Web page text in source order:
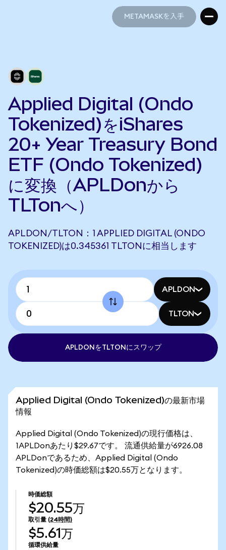
METAMASKを入手
Applied Digital (Ondo
Tokenized)をiShares
20+ Year Treasury Bond
ETF (Ondo Tokenized)
に変換（APLDonから
TLTonへ）
APLDON/TLTON：1 APPLIED DIGITAL (ONDO
TOKENIZED)は0.345361 TLTONに相当します
APLDON
TLTON
APLDONをTLTONにスワップ
Applied Digital (Ondo Tokenized)の最新市場
情報
Applied Digital (Ondo Tokenized)の現行価格は、
1APLDonあたり$29.67です。 流通供給量が6926.08
APLDonであるため、Applied Digital (Ondo
Tokenized)の時価総額は$20.55万となります。
時価総額
$20.55万
取引量 (24時間)
$5.61万
循環供給量